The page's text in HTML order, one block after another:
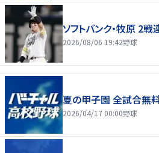
ソフトバンク・牧原 2
2026/08/06 19:42野球
夏の甲子園 全試合無料
2026/04/17 00:00野球